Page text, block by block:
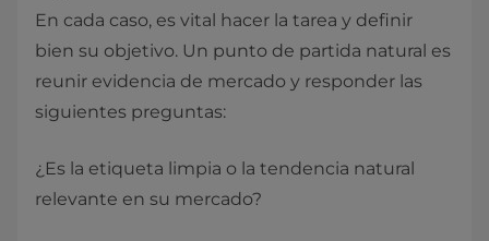
En cada caso, es vital hacer la tarea y definir
bien su objetivo. Un punto de partida natural es
reunir evidencia de mercado y responder las
siguientes preguntas:
¿Es la etiqueta limpia o la tendencia natural
relevante en su mercado?